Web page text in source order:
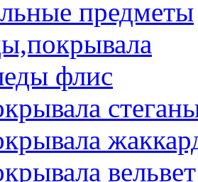
предметы
флис
вельвет